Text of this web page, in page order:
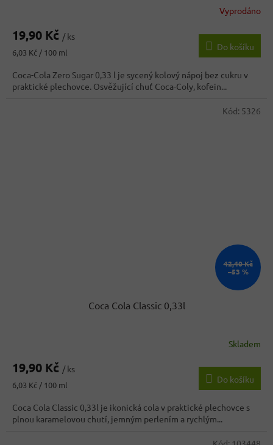
produktu
5,0
z
5
hvězdiček.
Vyprodáno
19,90 Kč / ks
Měrná
6,03 Kč / 100 ml
Do košíku
Coca-Cola Zero Sugar 0,33 l je sycený kolový nápoj bez cukru v
praktické plechovce. Osvěžující chuť Coca-Coly, kofein...
42,40 Kč
–53 %
Coca Cola Classic 0,33l
produktu
3,7
z
hvězdiček.
Skladem
19,90 Kč / ks
Měrná
6,03 Kč / 100 ml
Do košíku
Coca Cola Classic 0,33l je ikonická cola v praktické plechovce s
plnou karamelovou chutí, jemným perlením a rychlým...
Kód: 5326